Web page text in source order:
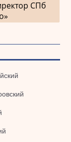
СПб